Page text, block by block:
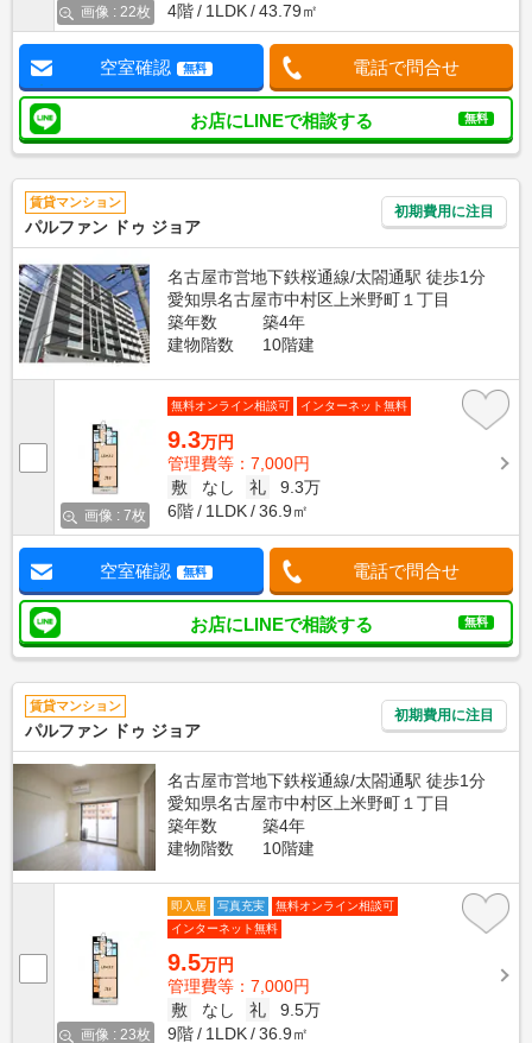
画像 : 22枚
4階
1LDK 43.79㎡
空室確認 無料 電話で問合せ
お店にLINEで相談する 無料
賃貸マンション
パルファン ドゥ ジョア
初期費用に注目
名古屋市営地下鉄桜通線/太閤通駅 徒歩1分
愛知県名古屋市中村区上米野町１丁目
築年数
築4年
建物階数
10階建
画像 : 7枚
無料オンライン相談可 インターネット無料
9.3万円
管理費等：7,000円
敷
なし 礼
9.3万
6階
1LDK 36.9㎡
空室確認 無料 電話で問合せ
お店にLINEで相談する 無料
賃貸マンション
パルファン ドゥ ジョア
初期費用に注目
名古屋市営地下鉄桜通線/太閤通駅 徒歩1分
愛知県名古屋市中村区上米野町１丁目
築年数
築4年
建物階数
10階建
画像 : 23枚
即入居 写真充実
無料オンライン相談可
インターネット無料
9.5万円
管理費等：7,000円
敷
なし 礼
9.5万
9階
1LDK 36.9㎡